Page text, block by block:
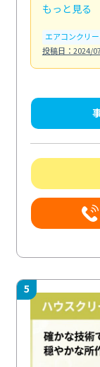
もっと見る
エアコンクリ
投稿日：2024/
5